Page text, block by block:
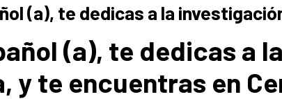
(a), te dedicas a la
(a), te dedicas a
y te encuentras en